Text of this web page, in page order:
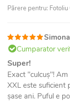
Părere pentru:
Cumparator
Super!
Exact "culcuș"!
XXL este suficient
șase ani. Puful e